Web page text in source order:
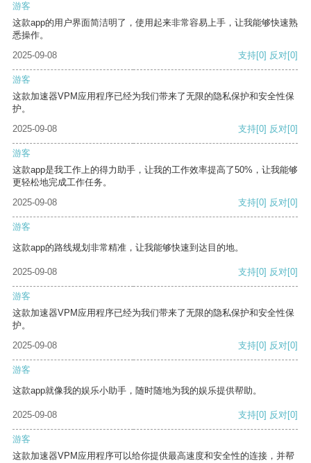
游客
这款app的用户界面简洁明了，使用起来非常容易上手，让我能够快速熟
悉操作。
2025-09-08
支持[0] 反对[0]
游客
这款加速器VPM应用程序已经为我们带来了无限的隐私保护和安全性保
护。
2025-09-08
支持[0] 反对[0]
游客
这款app是我工作上的得力助手，让我的工作效率提高了50%，让我能够
更轻松地完成工作任务。
2025-09-08
支持[0] 反对[0]
游客
这款app的路线规划非常精准，让我能够快速到达目的地。
2025-09-08 支持[0] 反对[0]
游客
这款加速器VPM应用程序已经为我们带来了无限的隐私保护和安全性保
护。
2025-09-08
支持[0] 反对[0]
游客
这款app就像我的娱乐小助手，随时随地为我的娱乐提供帮助。
2025-09-08 支持[0] 反对[0]
游客
这款加速器VPM应用程序可以给你提供最高速度和安全性的连接，并帮